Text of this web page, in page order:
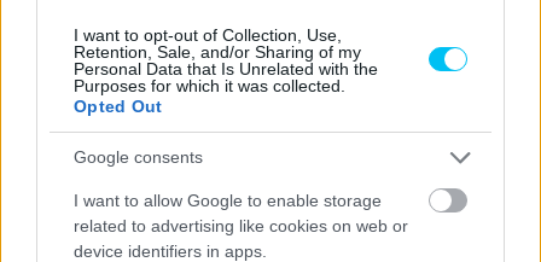
I want to opt-out of Collection, Use,
Retention, Sale, and/or Sharing of my
Personal Data that Is Unrelated with the
Purposes for which it was collected.
Opted Out
Google consents
I want to allow Google to enable storage
related to advertising like cookies on web or
device identifiers in apps.
Előző cikk
mezőny leggyorsabbja
péntek délután
Következő cikk
hogyan ébredek holnap